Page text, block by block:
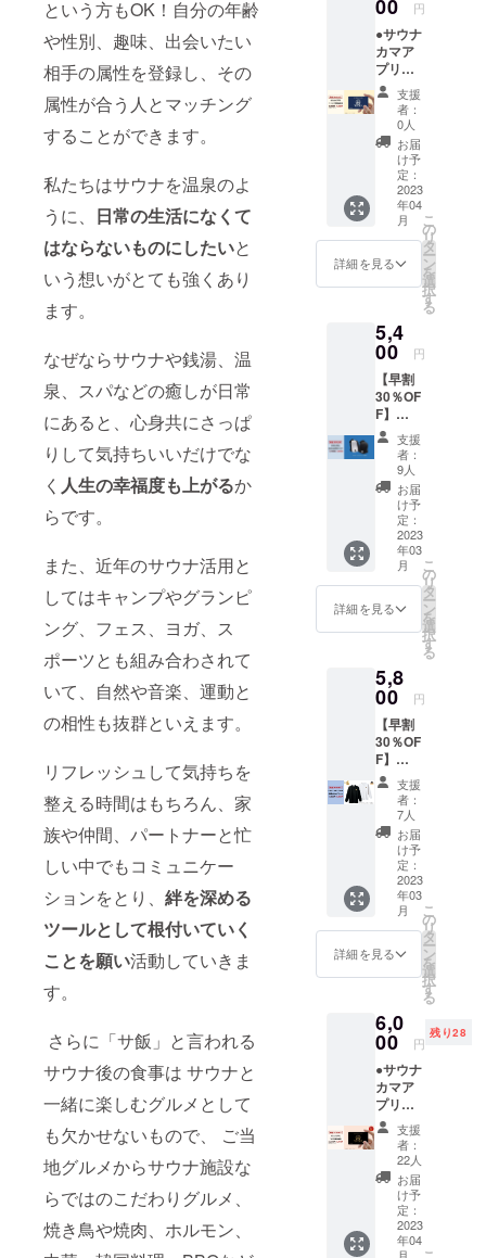
という方もOK！自分の年齢
や性別、趣味、出会いたい
相手の属性を登録し、その
属性が合う人とマッチング
することができます。
私たちはサウナを温泉のよ
うに、 日常の生活になくて
はならないものにしたいと
いう想いがとても強くあり
ます。
なぜならサウナや銭湯、温
泉、スパなどの癒しが日常
にあると、心身共にさっぱ
りして気持ちいいだけでな
く 人生の幸福度も上がるか
らです。
また、近年のサウナ活用と
してはキャンプやグランピ
ング、フェス、ヨガ、ス
ポーツとも組み合わされて
いて、自然や音楽、運動と
の相性も抜群といえます。
リフレッシュして気持ちを
整える時間はもちろん、家
族や仲間、パートナーと忙
しい中でもコミュニケー
ションをとり、 絆を深める
ツールとして根付いていく
ことを願い活動していきま
す。
さらに「サ飯」と言われる
サウナ後の食事は サウナと
一緒に楽しむグルメとして
も欠かせないもので、 ご当
地グルメからサウナ施設な
らではのこだわりグルメ、
焼き鳥や焼肉、ホルモン、
フィー
ル：○
マッチ
ング：
◎ サウ
ナカ
マ：
◎（フ
ロー、
フォロ
ワー）
メッ
セー
ジ：◎
○（閲
覧、書
込） イ
ベン
ト：
○（参
加）
グッズ
購入：
○（5%
OFF、1
万円以
上送料
無料）
サウナ
広告表
示：バ
員カー
ドはイ
メージ
であ
り、マ
イペー
ジにて
デジタ
ル会員
カード
として
表記す
る予定
です。
ニュー
の場合
で、VIP
会員権
をご希
望の方
はこち
らご支
援を追
加でお
申込み
くださ
い。 ※
他の
BSC会
を支援
してい
ない場
合、こ
のリ
ターン
だけで
はVIP年
間会員
にはな
れませ
んので
ご注意
くださ
い。
00 円
●サウナ
カマア
プリ
ベー
シック
(BSC)
年間会
員権 通
常価格
500円
×12ヶ月
（年単
位の更
新で
す）
6,000円
割
20％OF
F】
4,800円
サウナ
カマア
プリの
BSC会
員様に
は以下
のサー
ビスを
提供致
しま
す。
（２枚
目の比
い） プ
ロ
フィー
ル：○
マッチ
ング：
◎ サウ
ナカ
マ：
◎（フ
ロー、
フォロ
ワー）
メッ
セー
ジ：◎
○（閲
覧、書
ベン
ト：
○（参
加）
グッズ
購入：
○（5%
OFF、1
万円以
上送料
無料）
支援
者：
0人
お届
け予
定：
2023
年04
月
詳細を見る
こ
の
リ
タ
ー
ン
を
選
択
す
る
5,4
00 円
【早割
30％OF
F】
7,700円
→5,400
円 サウ
ナカマ
アパレ
ルブラ
ンド
「Salie
COOLM
AX
Salies
ロゴサ
ハット
を１つ
お届け
しま
す。 超
軽量 約
35g。洗
濯可
能。
ハット
の表側
に、放
熱性に
優れた
素材
「COO
LMAX
す。 プ
ラス
チック
等から
再生し
たリサ
イクル
フェル
トを使
用。 消
臭・防
臭効果
の強力
な特殊
支援
者：
9人
お届
け予
定：
2023
年03
月
詳細を見る
こ
の
リ
タ
ー
ン
を
選
択
す
る
5,8
00 円
【早割
30％OF
F】
8,300円
→5,800
円 サウ
ナカマ
アパレ
ルブラ
ンド
「Salie
s」 5,6
オンス
ヘビー
ウェイ
ト刺繍
ングT
シャツ
(リブ付
き)を1
枚お届
けしま
す。 動
物の毛
並みの
ように
表現さ
れた
「フリ
縫い」
支援
者：
7人
お届
け予
定：
2023
年03
月
詳細を見る
こ
の
リ
タ
ー
ン
を
選
択
す
る
6,0
00 円
残り28
●サウナ
カマア
プリ
ビップ
(VIP)年
間会員
権 通常
価格
1,000円
×12ヶ月
（年単
支援
者：
22人
お届
け予
定：
2023
年04